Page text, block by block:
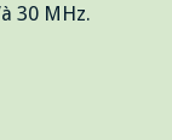
30 MHz.